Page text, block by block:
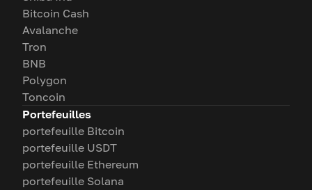
Bitcoin Cash
Avalanche
Tron
BNB
Polygon
Toncoin
Portefeuilles
portefeuille Bitcoin
portefeuille USDT
portefeuille Ethereum
portefeuille Solana